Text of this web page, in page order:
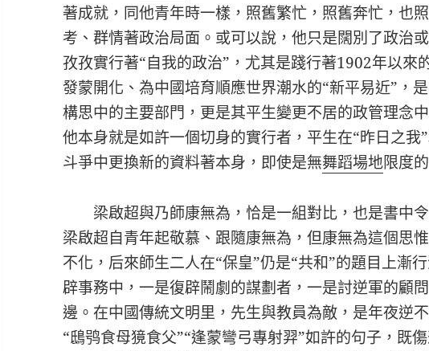
著成就，同他青年時一樣，照舊繁忙，照舊奔忙，也
考、群情著政治局面。或可以說，他只是闊別了政治
孜孜實行著“自我的政治”，尤其是踐行著1902年以來
發蒙開化、為中國培育順應世界潮水的“新平易近”，
構思中的主要部門，更是其平生變更不居的政管理念
他本身就是如許一個切身的實行者，平生在“昨日之我
斗爭中更換新的資料著本身，即使是無舞蹈場地限度
梁啟超與乃師康無為，恰是一組對比，也是書中
梁啟超自青年起敬慕、跟隨康無為，但康無為這個思
不化，后來師生二人在“保皇”仍是“共和”的題目上漸
辟事務中，一是復辟鬧劇的謀劃者，一是討逆軍的顧
邊。在中國傳統文明里，先生與教員為敵，是年夜逆
“鴟鸮食母獍食父”“逢蒙彎弓專射羿”如許的句子，既